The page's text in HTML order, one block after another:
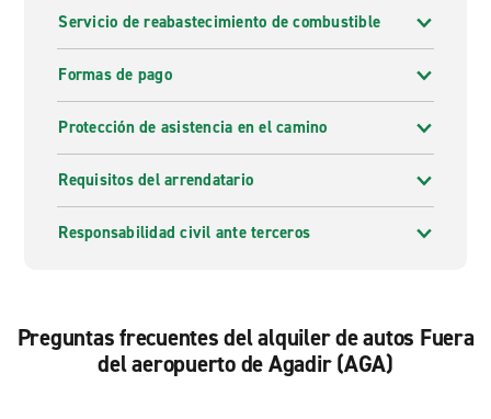
Servicio de reabastecimiento de combustible
Formas de pago
Protección de asistencia en el camino
Requisitos del arrendatario
Responsabilidad civil ante terceros
Preguntas frecuentes del alquiler de autos Fuera
del aeropuerto de Agadir (AGA)